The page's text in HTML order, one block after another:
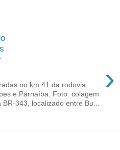
›
no km 41 da rodovia,
e Parnaíba. Foto: colagem
343, localizado entre Bu...